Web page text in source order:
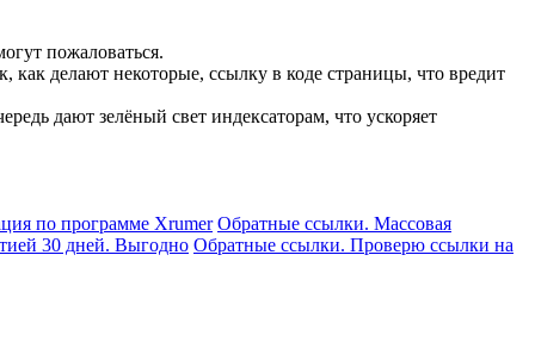
пожаловаться.
делают некоторые, ссылку в коде страницы, что вредит
дают зелёный свет индексаторам, что ускоряет
по программе Xrumer Обратные ссылки. Массовая
30 дней. Выгодно Обратные ссылки. Проверю ссылки на